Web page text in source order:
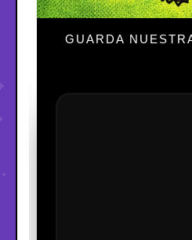
GUARDA